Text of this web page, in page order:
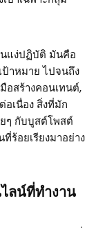
นแง่ปฏิบัติ มันคือ
าหมาย ไปจนถึง
อสร้างคอนเทนต์,
เนื่อง สิ่งที่มัก
ๆ กับบูสต์โพสต์
ร้อยเรียงมาอย่าง
ลน์ที่ทำงาน